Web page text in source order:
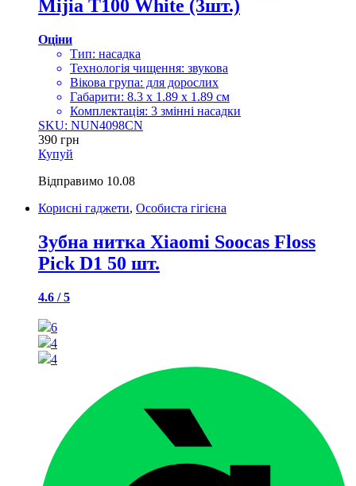
Mijia T100 White (3шт.)
Оціни
Тип: насадка
Технологія чищення: звукова
Вікова група: для дорослих
Габарити: 8.3 х 1.89 х 1.89 см
Комплектація: 3 змінні насадки
SKU: NUN4098CN
390 грн
Купуй
Відправимо 10.08
Корисні гаджети, Особиста гігієна
Зубна нитка Xiaomi Soocas Floss
Pick D1 50 шт.
4.6 / 5
6
4
4